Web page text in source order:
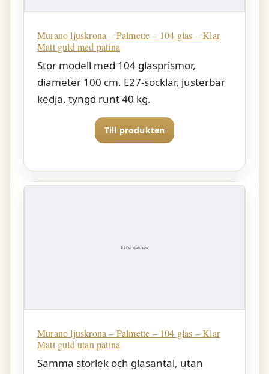
Murano ljuskrona – Palmette – 104 glas – Klar
Matt guld med patina
Stor modell med 104 glasprismor,
diameter 100 cm. E27-socklar, justerbar
kedja, tyngd runt 40 kg.
Till produkten
Murano ljuskrona – Palmette – 104 glas – Klar
Matt guld utan patina
Samma storlek och glasantal, utan